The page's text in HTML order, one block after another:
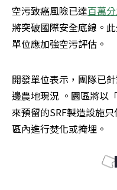
空污致癌風險已達百萬
將突破國際安全底線。
單位應加強空污評估。
開發單位表示，團隊已
邊農地現況 。園區將以
來預留的SRF製造設施
區內進行焚化或掩埋。